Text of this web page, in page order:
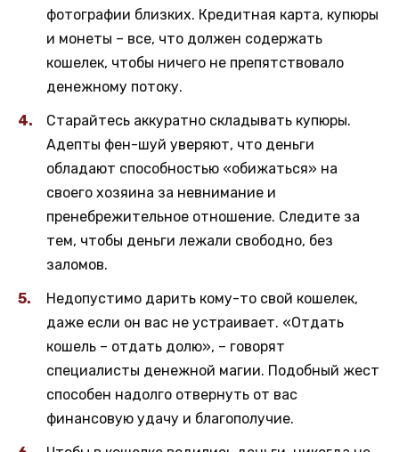
фотографии близких. Кредитная карта, купюры
и монеты – все, что должен содержать
кошелек, чтобы ничего не препятствовало
денежному потоку.
Старайтесь аккуратно складывать купюры.
Адепты фен-шуй уверяют, что деньги
обладают способностью «обижаться» на
своего хозяина за невнимание и
пренебрежительное отношение. Следите за
тем, чтобы деньги лежали свободно, без
заломов.
Недопустимо дарить кому-то свой кошелек,
даже если он вас не устраивает. «Отдать
кошель – отдать долю», – говорят
специалисты денежной магии. Подобный жест
способен надолго отвернуть от вас
финансовую удачу и благополучие.